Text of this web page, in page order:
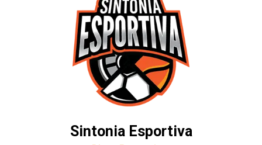
Sintonia Esportiva